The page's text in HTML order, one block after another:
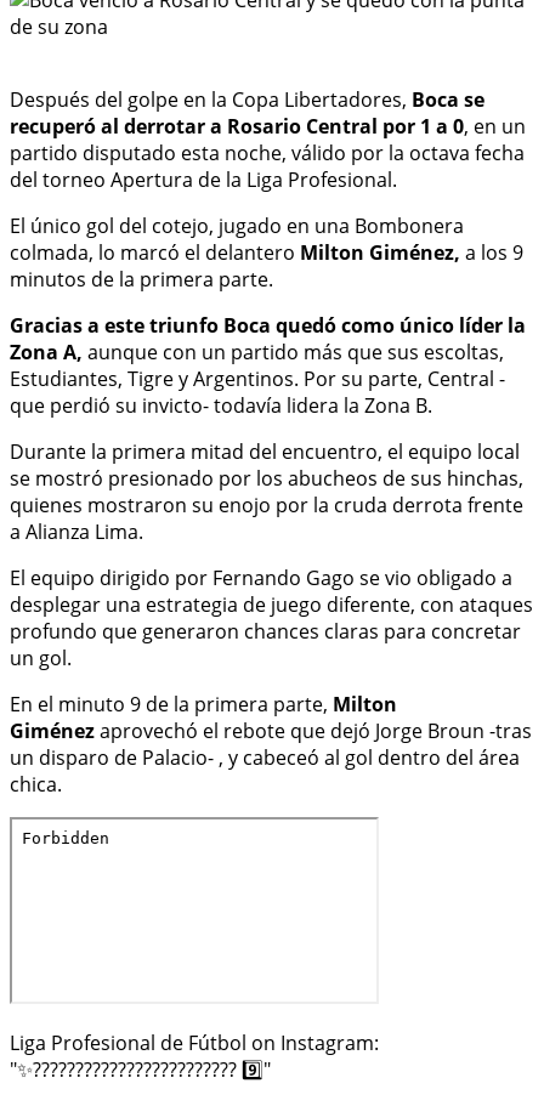
Después del golpe en la Copa Libertadores, Boca se
recuperó al derrotar a Rosario Central por 1 a 0, en un
partido disputado esta noche, válido por la octava fecha
del torneo Apertura de la Liga Profesional.
El único gol del cotejo, jugado en una Bombonera
colmada, lo marcó el delantero Milton Giménez, a los 9
minutos de la primera parte.
Gracias a este triunfo Boca quedó como único líder la
Zona A, aunque con un partido más que sus escoltas,
Estudiantes, Tigre y Argentinos. Por su parte, Central -
que perdió su invicto- todavía lidera la Zona B.
Durante la primera mitad del encuentro, el equipo local
se mostró presionado por los abucheos de sus hinchas,
quienes mostraron su enojo por la cruda derrota frente
a Alianza Lima.
El equipo dirigido por Fernando Gago se vio obligado a
desplegar una estrategia de juego diferente, con ataques
profundo que generaron chances claras para concretar
un gol.
En el minuto 9 de la primera parte, Milton
Giménezaprovechó el rebote que dejó Jorge Broun -tras
un disparo de Palacio- , y cabeceó al gol dentro del área
chica.
Liga Profesional de Fútbol on Instagram:
"✨???????????????????????? 9️⃣"